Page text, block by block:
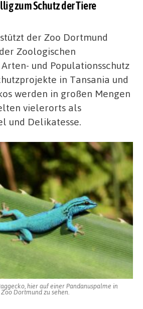
zum Schutz der Tiere
der Zoo Dortmund
Zoologischen
und Populationsschutz
in Tansania und
werden in großen Mengen
vielerorts als
und Delikatesse.
hier auf einer Pandanuspalme in
Dortmund zu sehen.